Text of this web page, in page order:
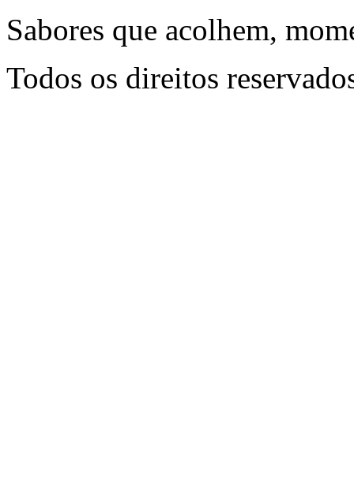
Sabores que acolhem,
Todos os direitos